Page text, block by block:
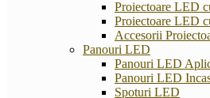
Proiectoare LED
Proiectoare LED
Accesorii
Panouri LED
Panouri LED
Panouri LED
Spoturi LED